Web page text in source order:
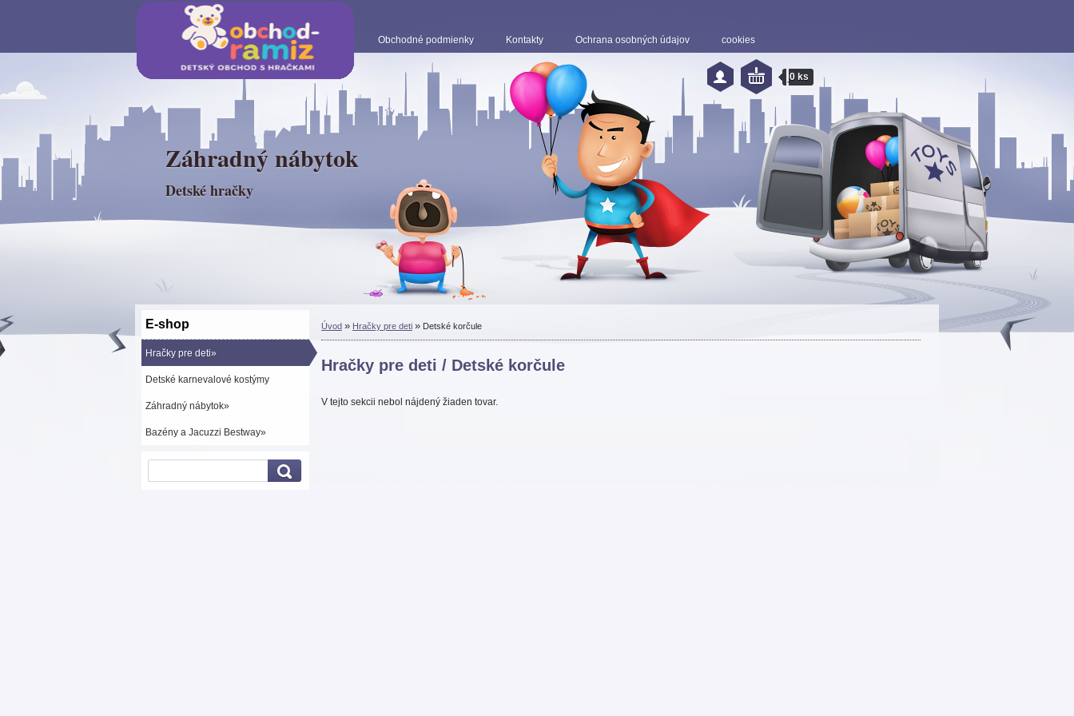
Záhradný nábytok
Detské hračky
0 ks
Obchodné podmienky Kontakty Ochrana osobných údajov cookies
E-shop
Hračky pre deti»
Detské karnevalové kostýmy
Záhradný nábytok»
Bazény a Jacuzzi Bestway»
Úvod » Hračky pre deti » Detské korčule
Hračky pre deti / Detské korčule
V tejto sekcii nebol nájdený žiaden tovar.